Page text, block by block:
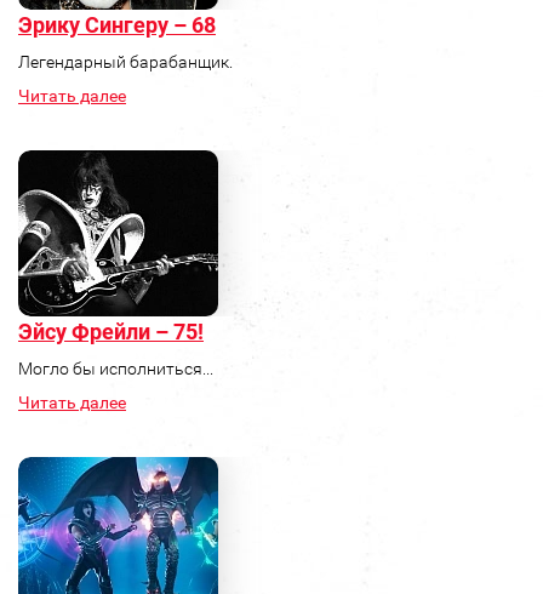
Эрику Сингеру – 68
Легендарный барабанщик.
Читать далее
Эйсу Фрейли – 75!
Могло бы исполниться...
Читать далее